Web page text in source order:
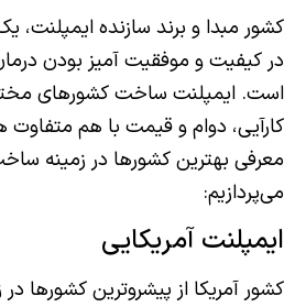
کشور مبدا و برند سازنده ایمپلنت،
در کیفیت و موفقیت آمیز بودن
است. ایمپلنت ساخت کشورهای
کارآیی، دوام و قیمت با هم متفاوت
معرفی بهترین کشورها در زمینه
می‌پردازیم:
ایمپلنت آمریکایی
کشور آمریکا از پیشروترین کشورها